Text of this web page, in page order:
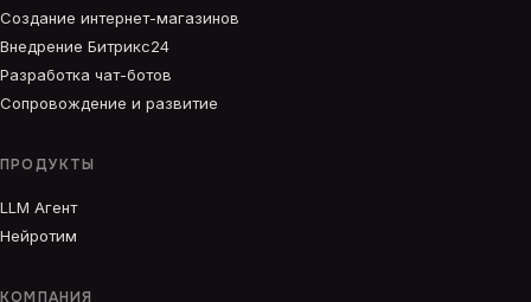
Создание интернет-магазинов
Внедрение Битрикс24
Разработка чат-ботов
Сопровождение и развитие
ПРОДУКТЫ
LLM Агент
Нейротим
КОМПАНИЯ